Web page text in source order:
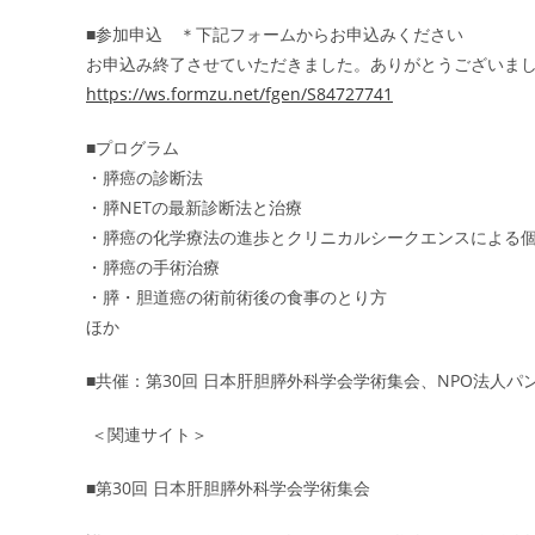
■参加申込 ＊下記フォームからお申込みください
お申込み終了させていただきました。ありがとうございまし
https://ws.formzu.net/fgen/S84727741
■プログラム
・膵癌の診断法
・膵NETの最新診断法と治療
・膵癌の化学療法の進歩とクリニカルシークエンスによる
・膵癌の手術治療
・膵・胆道癌の術前術後の食事のとり方
ほか
■共催：第30回 日本肝胆膵外科学会学術集会、NPO法人パ
＜関連サイト＞
■第30回 日本肝胆膵外科学会学術集会